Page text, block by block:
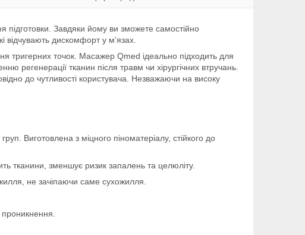
підготовки. Завдяки йому ви зможете самостійно
відчувають дискомфорт у м’язах.
тригерних точок. Масажер Qmed ідеально підходить для
регенерації тканин після травм чи хірургічних втручань.
до чутливості користувача. Незважаючи на високу
Виготовлена з міцного піноматеріалу, стійкого до
тканини, зменшує ризик запалень та целюліту.
не зачіпаючи саме сухожилля.